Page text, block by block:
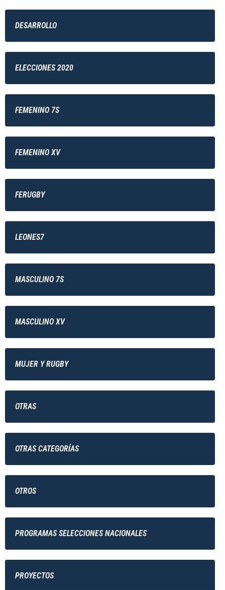
DESARROLLO
ELECCIONES 2020
FEMENINO 7S
FEMENINO XV
FERUGBY
LEONES7
MASCULINO 7S
MASCULINO XV
MUJER Y RUGBY
OTRAS
OTRAS CATEGORÍAS
OTROS
PROGRAMAS SELECCIONES NACIONALES
PROYECTOS